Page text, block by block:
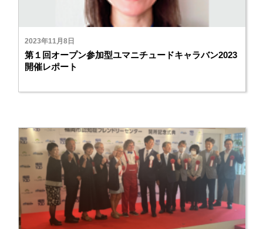
2023年11月8日
第１回オープン参加型ユマニチュードキャラバン2023
開催レポート